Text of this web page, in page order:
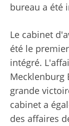
bureau a été
Le cabinet
été le
intégré.
Mecklenburg
grande
cabinet a
des affaires